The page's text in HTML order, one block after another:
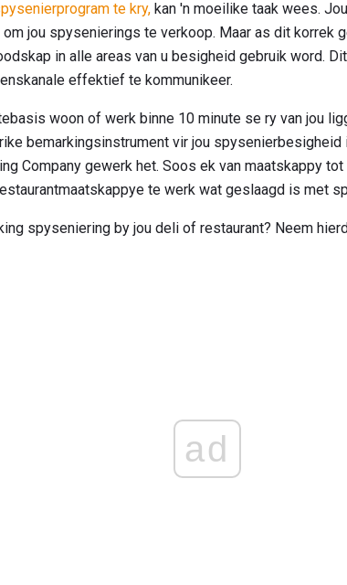
te kry, kan 'n moeilike taak wees.
jou spysenierings te verkoop. Maar as dit korrek
in alle areas van u besigheid gebruik word.
effektief te kommunikeer.
woon of werk binne 10 minute se ry van jou
bemarkingsinstrument vir jou
Company gewerk het. Soos ek van maatskappy
te werk wat geslaagd is met
spyseniering by jou deli of restaurant? Neem
ad